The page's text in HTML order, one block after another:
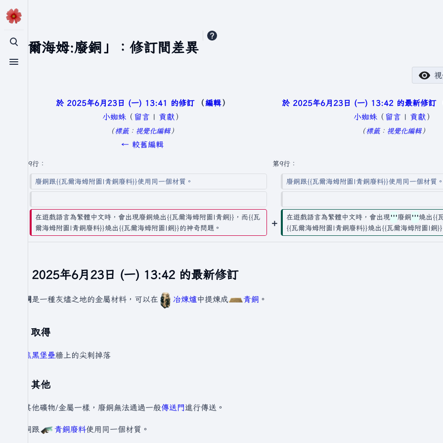
切換搜尋
切換選單
「瓦爾海姆:廢銅」：修訂間差異
於 2025年6月23日 (一) 13:41 的修訂
編輯
小蜘蛛 （ 留言 | 貢獻 ）
標籤： 視覺化編輯
← 較舊編輯
於 2025年6月23日 (一) 13:42 的最新修訂
小蜘蛛 （ 留言 | 貢獻 ）
標籤： 視覺化編輯
第9行： 第9行：
廢銅跟{{瓦爾海姆附圖|青銅廢料}}使用同一個材質。 廢銅跟{{瓦爾海姆附圖|青銅廢料}}使用同一個材質。
在遊戲語言為繁體中文時，會出現廢銅燒出{{瓦爾海姆附圖|青銅}}，而{{瓦
爾海姆附圖|青銅廢料}}燒出{{瓦爾海姆附圖|銅}}的神奇問題。
在遊戲語言為繁體中文時，會出現'''廢銅'''燒出{{
{{瓦爾海姆附圖|青銅廢料}}燒出{{瓦爾海姆附圖|銅}}
於 2025年6月23日 (一) 13:42 的最新修訂
廢銅是一種灰燼之地的金屬材料，可以在 冶煉爐中提煉成 青銅 。
取得
焦黑堡壘牆上的尖刺掉落
其他
跟其他礦物/金屬一樣，廢銅無法通過一般傳送門進行傳送。
廢銅跟 青銅廢料使用同一個材質。